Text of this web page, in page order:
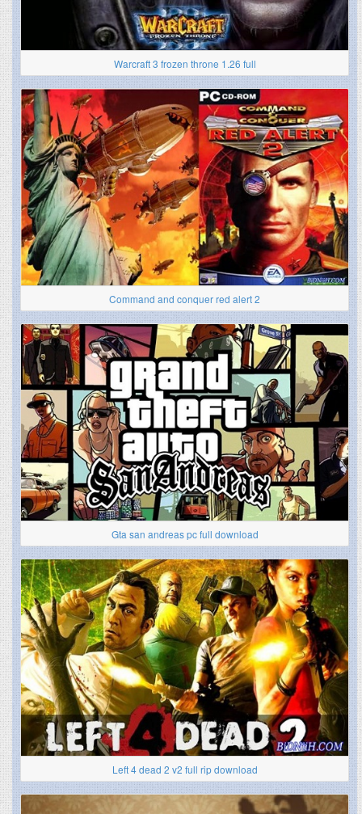
Warcraft 3 frozen throne 1.26 full
Command and conquer red alert 2
Gta san andreas pc full download
Left 4 dead 2 v2 full rip download